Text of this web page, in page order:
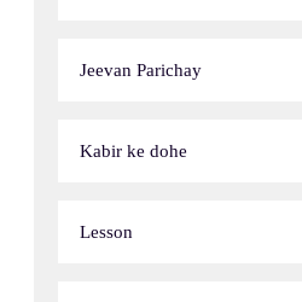
Jeevan Parichay
Kabir ke dohe
Lesson